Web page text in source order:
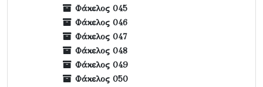
Φάκελος 045
Φάκελος 046
Φάκελος 047
Φάκελος 048
Φάκελος 049
Φάκελος 050